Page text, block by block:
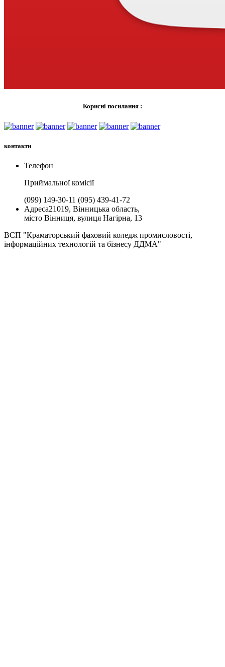
Корисні посилання :
контакти
Телефон
Приймальної комiсії
(099) 149-30-11 (095) 439-41-72
Адреса21019, Вінницька область,
місто Вінниця, вулиця Нагірна, 13
ВСП "Краматорський фаховий коледж промисловості,
інформаційних технологій та бізнесу ДДМА"